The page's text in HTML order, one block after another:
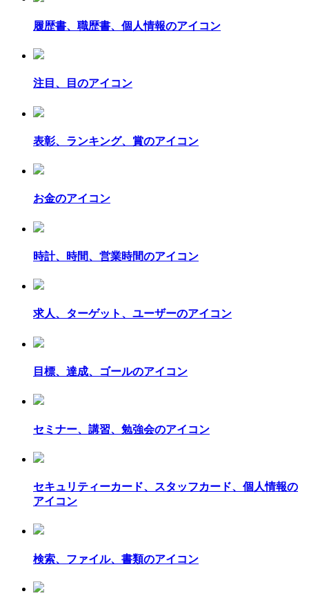
履歴書、職歴書、個人情報のアイコン
注目、目のアイコン
表彰、ランキング、賞のアイコン
お金のアイコン
時計、時間、営業時間のアイコン
求人、ターゲット、ユーザーのアイコン
目標、達成、ゴールのアイコン
セミナー、講習、勉強会のアイコン
セキュリティーカード、スタッフカード、個人情報の
アイコン
検索、ファイル、書類のアイコン